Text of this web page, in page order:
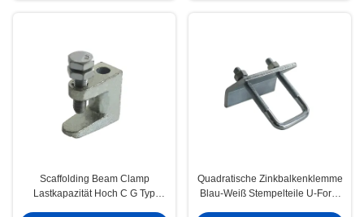
Scaffolding Beam Clamp
Lastkapazität Hoch C G Typ
Quadratische Zinkbalkenklemme
Blau-Weiß Stempelteile U-Form